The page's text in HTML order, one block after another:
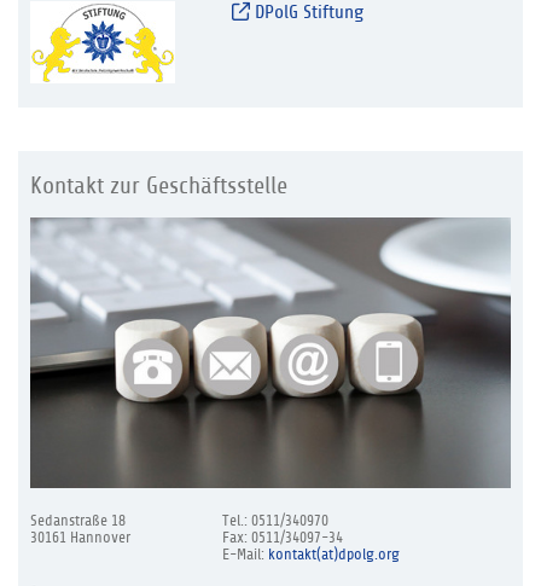
DPolG Stiftung
Kontakt zur Geschäftsstelle
Sedanstraße 18
30161 Hannover
Tel.: 0511/340970
Fax: 0511/34097-34
E-Mail: kontakt(at)dpolg.org